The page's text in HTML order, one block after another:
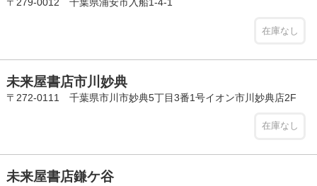
在庫なし
未来屋書店市川妙典
〒272-0111 千葉県市川市妙典5丁目3番1号イオン市川妙典店2F
在庫なし
未来屋書店鎌ケ谷